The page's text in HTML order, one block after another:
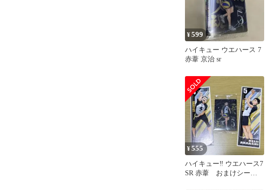
¥599
ハイキュー ウエハース 7
赤葦 京治 sr
¥555
ハイキュー‼︎ ウエハース7
SR 赤葦 おまけシール